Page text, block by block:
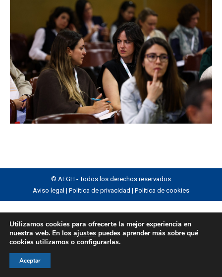
© AEGH - Todos los derechos reservados
Aviso legal | Política de privacidad | Politica de cookies
Utilizamos cookies para ofrecerte la mejor experiencia en
nuestra web. En los ajustes puedes aprender más sobre qué
cookies utilizamos o configurarlas.
Aceptar